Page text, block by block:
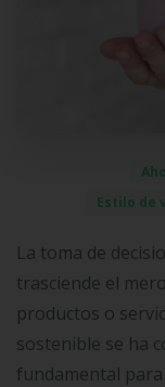
Estilo de
La toma de
trasciende el
productos o
sostenible se ha
fundamental